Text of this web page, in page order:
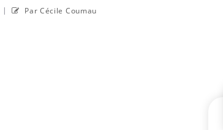
| Par Cécile Coumau